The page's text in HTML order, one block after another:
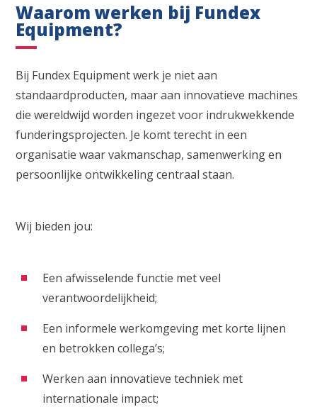
Waarom werken bij Fundex
Equipment?
Bij Fundex Equipment werk je niet aan
standaardproducten, maar aan innovatieve machines
die wereldwijd worden ingezet voor indrukwekkende
funderingsprojecten. Je komt terecht in een
organisatie waar vakmanschap, samenwerking en
persoonlijke ontwikkeling centraal staan.
Wij bieden jou:
Een afwisselende functie met veel
verantwoordelijkheid;
Een informele werkomgeving met korte lijnen
en betrokken collega’s;
Werken aan innovatieve techniek met
internationale impact;